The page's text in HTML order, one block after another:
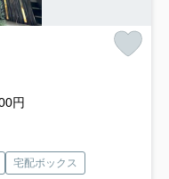
円
宅配ボックス